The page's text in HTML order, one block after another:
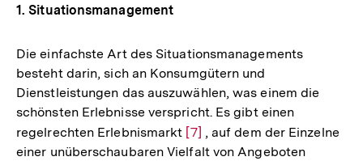
1. Situationsmanagement
Die einfachste Art des Situationsmanagements
besteht darin, sich an Konsumgütern und
Dienstleistungen das auszuwählen, was einem die
schönsten Erlebnisse verspricht. Es gibt einen
regelrechten Erlebnismarkt Zur
Auflösung
[7] , auf dem der Einzelne
einer unüberschaubaren Vielfalt von Angeboten